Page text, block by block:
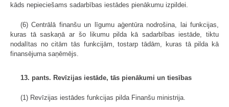
kāds nepieciešams sadarbības iestādes pienākumu izpildei.
(6) Centrālā finanšu un līgumu aģentūra nodrošina, lai funkcijas,
kuras tā saskaņā ar šo likumu pilda kā sadarbības iestāde, tiktu
nodalītas no citām tās funkcijām, tostarp tādām, kuras tā pilda kā
finansējuma saņēmējs.
13. pants. Revīzijas iestāde, tās pienākumi un tiesības
(1) Revīzijas iestādes funkcijas pilda Finanšu ministrija.